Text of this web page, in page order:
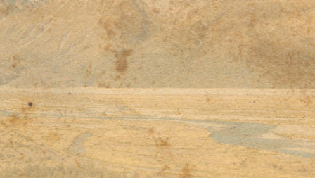
티스토리툴바